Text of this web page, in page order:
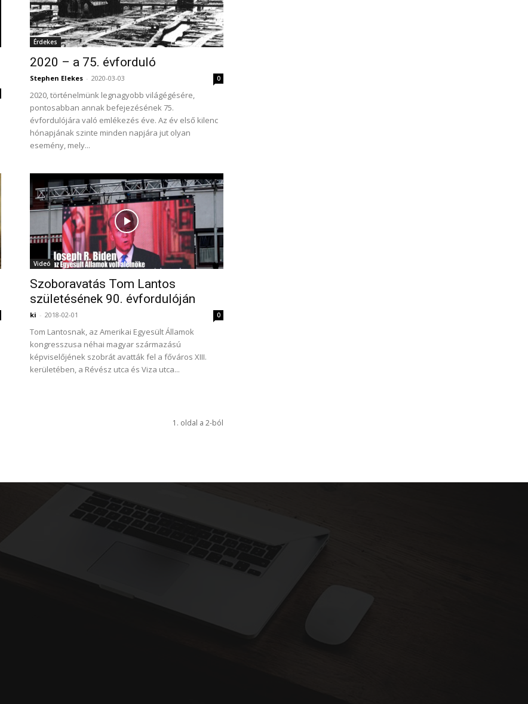
Érdekes
2020 – a 75. évforduló
Stephen Elekes - 2020-03-03 0
2020, történelmünk legnagyobb világégésére,
pontosabban annak befejezésének 75.
évfordulójára való emlékezés éve. Az év első kilenc
hónapjának szinte minden napjára jut olyan
esemény, mely...
Videó
Szoboravatás Tom Lantos
születésének 90. évfordulóján
ki - 2018-02-01 0
Tom Lantosnak, az Amerikai Egyesült Államok
kongresszusa néhai magyar származású
képviselőjének szobrát avatták fel a főváros XIII.
kerületében, a Révész utca és Viza utca...
1. oldal a 2-ból